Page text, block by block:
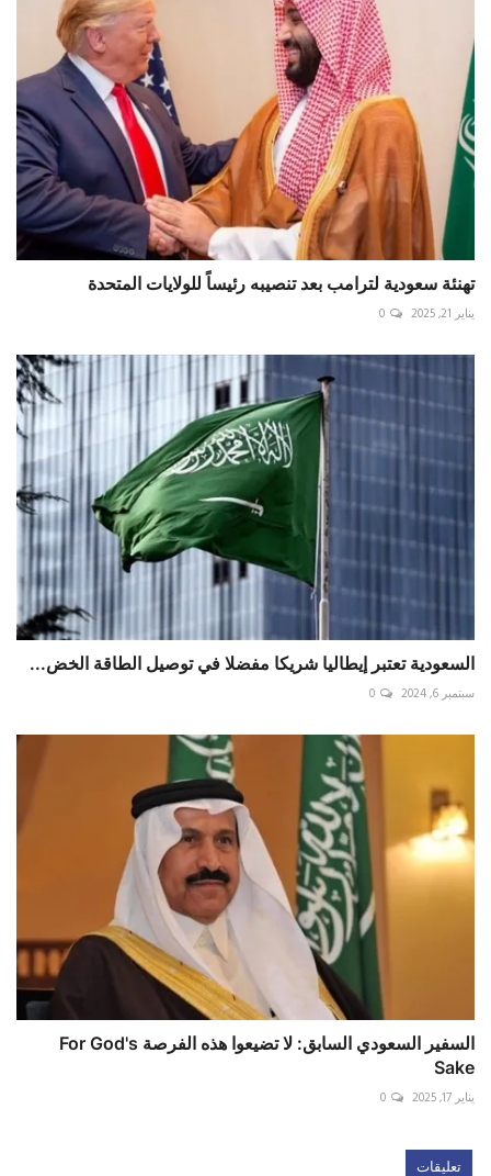
تهنئة سعودية لترامب بعد تنصيبه رئيساً للولايات المتحدة
يناير 21, 2025 0
السعودية تعتبر إيطاليا شريكا مفضلا في توصيل الطاقة الخض...
سبتمبر 6, 2024 0
السفير السعودي السابق: لا تضيعوا هذه الفرصة For God's
Sake
يناير 17, 2025 0
تعليقات